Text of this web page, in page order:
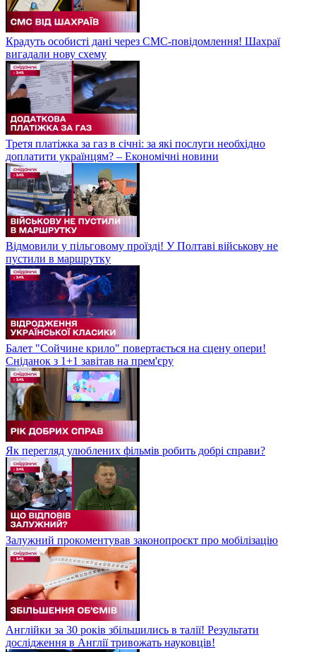
Крадуть особисті дані через СМС-повідомлення! Шахраї
вигадали нову схему
Третя платіжка за газ в січні: за які послуги необхідно
доплатити українцям? – Економічні новини
Відмовили у пільговому проїзді! У Полтаві військову не
пустили в маршрутку
Балет "Сойчине крило" повертається на сцену опери!
Сніданок з 1+1 завітав на прем'єру
Як перегляд улюблених фільмів робить добрі справи?
Залужний прокоментував законопроєкт про мобілізацію
Англійки за 30 років збільшились в талії! Результати
дослідження в Англії тривожать науковців!